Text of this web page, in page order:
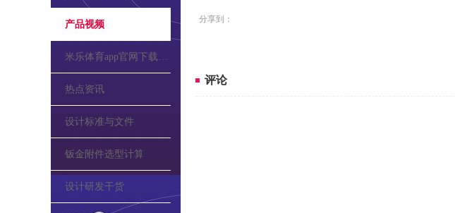
产品视频
米乐体育app官网下载的公告
热点资讯
设计标准与文件
钣金附件选型计算
设计研发干货
分享到：
评论